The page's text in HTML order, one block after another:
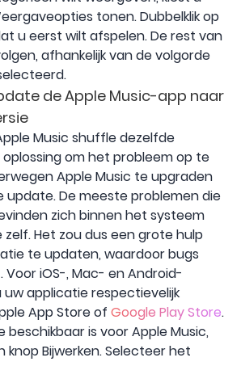
tonen. Dubbelklik op
u eerst wilt afspelen. De rest van
afhankelijk van de volgorde
de Apple Music-app naar
Music shuffle dezelfde
om het probleem op te
Apple Music te upgraden
update. De meeste problemen die
zich binnen het systeem
Het zou dus een grote hulp
te updaten, waardoor bugs
iOS-, Mac- en Android-
uw applicatie respectievelijk
App Store of Google Play Store.
beschikbaar is voor Apple Music,
knop Bijwerken. Selecteer het